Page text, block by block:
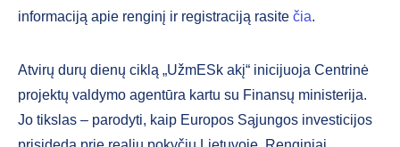
informaciją apie renginį ir registraciją rasite čia.
Atvirų durų dienų ciklą „UžmESk akį“ inicijuoja Centrinė
projektų valdymo agentūra kartu su Finansų ministerija.
Jo tikslas – parodyti, kaip Europos Sąjungos investicijos